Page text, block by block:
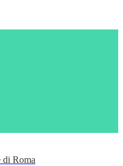
di Roma